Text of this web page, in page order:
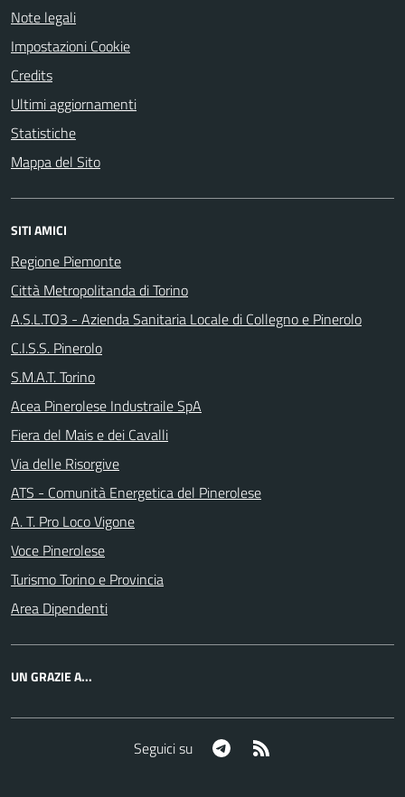
Note legali
Impostazioni Cookie
Credits
Ultimi aggiornamenti
Statistiche
Mappa del Sito
SITI AMICI
Regione Piemonte
Città Metropolitanda di Torino
A.S.L.TO3 - Azienda Sanitaria Locale di Collegno e Pinerolo
C.I.S.S. Pinerolo
S.M.A.T. Torino
Acea Pinerolese Industraile SpA
Fiera del Mais e dei Cavalli
Via delle Risorgive
ATS - Comunità Energetica del Pinerolese
A. T. Pro Loco Vigone
Voce Pinerolese
Turismo Torino e Provincia
Area Dipendenti
UN GRAZIE A...
Seguici su Telegram